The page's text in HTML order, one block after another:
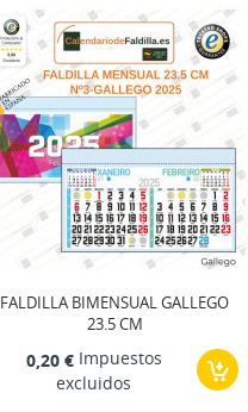
FALDILLA BIMENSUAL GALLEGO
23.5 CM
0,20 €Impuestos
excluidos